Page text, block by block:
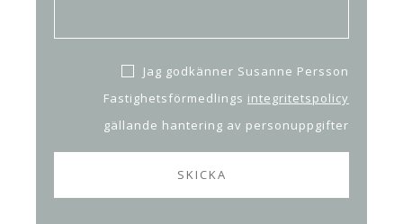
Jag godkänner Susanne Persson
Fastighetsförmedlings integritetspolicy
gällande hantering av personuppgifter